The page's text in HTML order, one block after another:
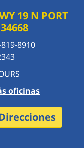
19 N PORT
34668
8910
oficinas